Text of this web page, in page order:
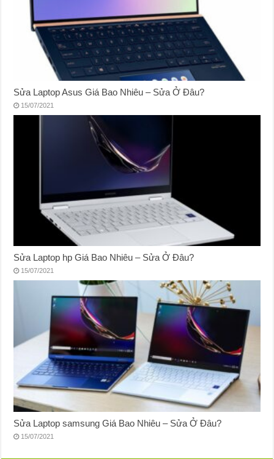
Sửa Laptop Asus Giá Bao Nhiêu – Sửa Ở Đâu?
15/07/2021
Sửa Laptop hp Giá Bao Nhiêu – Sửa Ở Đâu?
15/07/2021
Sửa Laptop samsung Giá Bao Nhiêu – Sửa Ở Đâu?
15/07/2021